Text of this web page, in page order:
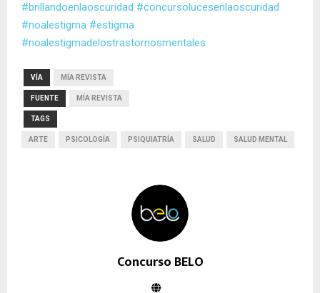
#brillandoenlaoscuridad #concursolucesenlaoscuridad
#noalestigma #estigma
#noalestigmadelostrastornosmentales
VÍA MÍA REVISTA
FUENTE MÍA REVISTA
TAGS
ARTE PSICOLOGÍA PSIQUIATRÍA SALUD SALUD MENTAL
Concurso BELO